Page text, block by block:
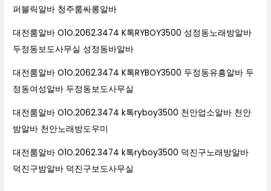
퍼블릭알바 청주룸싸롱알바
대전룸알바 O1O.2062.3474 K톡RYBOY3500 성정동노래방알바
두정동보도사무실 성정동바알바
대전룸알바 O1O.2062.3474 K톡RYBOY3500 두정동유흥알바 두
정동여성알바 두정동보도사무실
대전룸알바 O1O.2062.3474 k톡ryboy3500 천안업소알바 천안
밤알바 천안노래방도우미
대전룸알바 O1O.2062.3474 k톡ryboy3500 덕진구노래방알바
덕진구밤알바 덕진구보도사무실